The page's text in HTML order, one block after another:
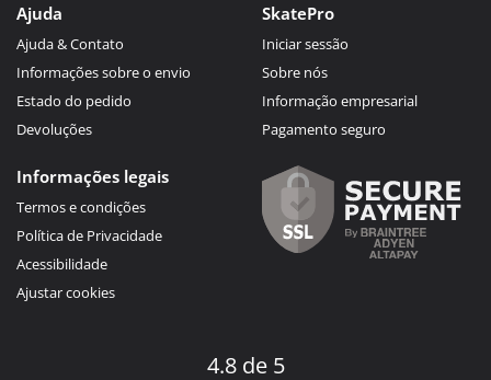
Ajuda
Ajuda & Contato
Informações sobre o envio
Estado do pedido
Devoluções
SkatePro
Iniciar sessão
Sobre nós
Informação empresarial
Pagamento seguro
Informações legais
Termos e condições
Política de Privacidade
Acessibilidade
Ajustar cookies
4.8 de 5